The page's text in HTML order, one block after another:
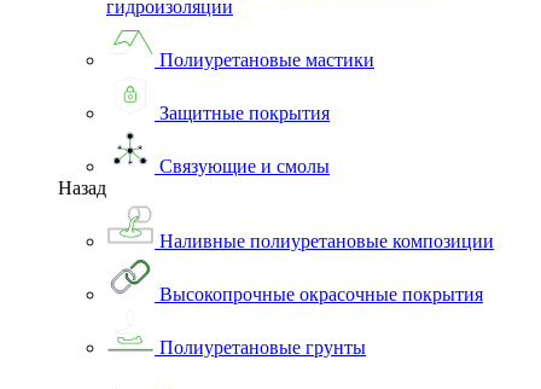
гидроизоляции
Полиуретановые мастики
Защитные покрытия
Связующие и смолы
Назад
Наливные полиуретановые композиции
Высокопрочные окрасочные покрытия
Полиуретановые грунты